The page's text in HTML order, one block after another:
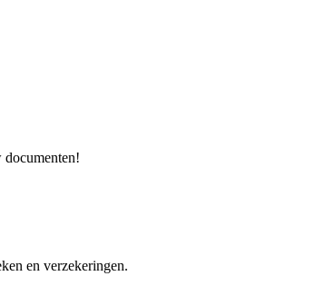
en verzekeringen.